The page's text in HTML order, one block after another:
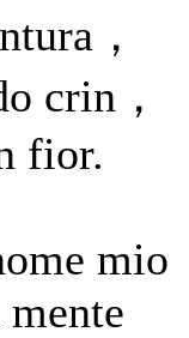
，
crin，
fior.
mio